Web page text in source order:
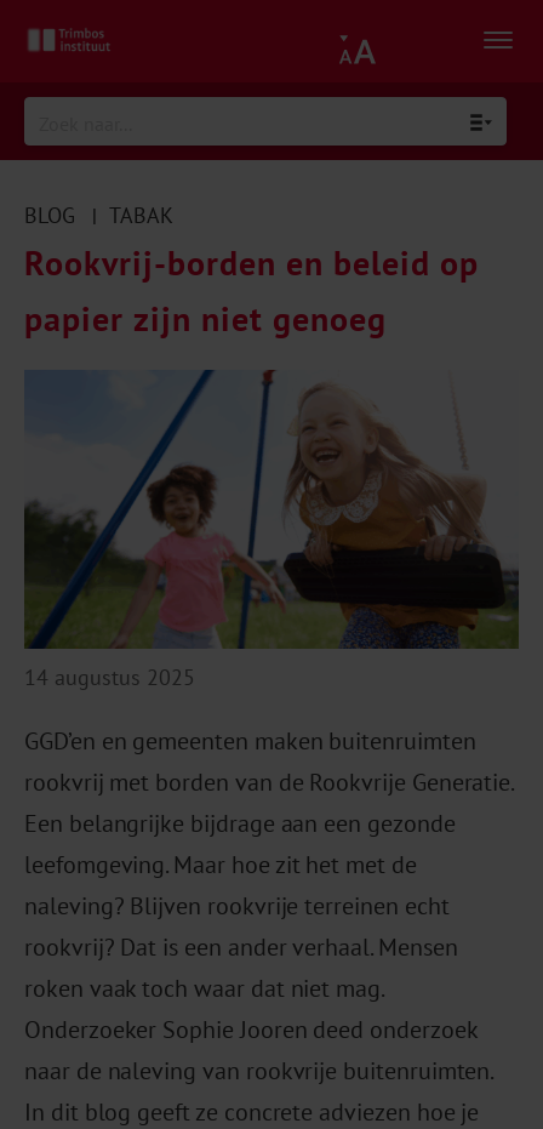
BLOG | TABAK
Rookvrij-borden en beleid op
papier zijn niet genoeg
14 augustus 2025
GGD’en en gemeenten maken buitenruimten
rookvrij met borden van de Rookvrije Generatie.
Een belangrijke bijdrage aan een gezonde
leefomgeving. Maar hoe zit het met de
naleving? Blijven rookvrije terreinen echt
rookvrij? Dat is een ander verhaal. Mensen
roken vaak toch waar dat niet mag.
Onderzoeker Sophie Jooren deed onderzoek
naar de naleving van rookvrije buitenruimten.
In dit blog geeft ze concrete adviezen hoe je